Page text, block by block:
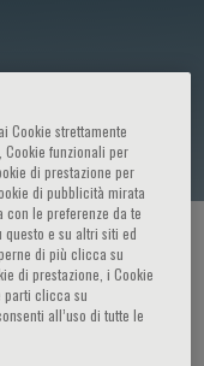
Cookie strettamente
Cookie funzionali per
di prestazione per
di pubblicità mirata
le preferenze da te
questo e su altri siti ed
di più clicca su
di prestazione, i Cookie
parti clicca su
all’uso di tutte le